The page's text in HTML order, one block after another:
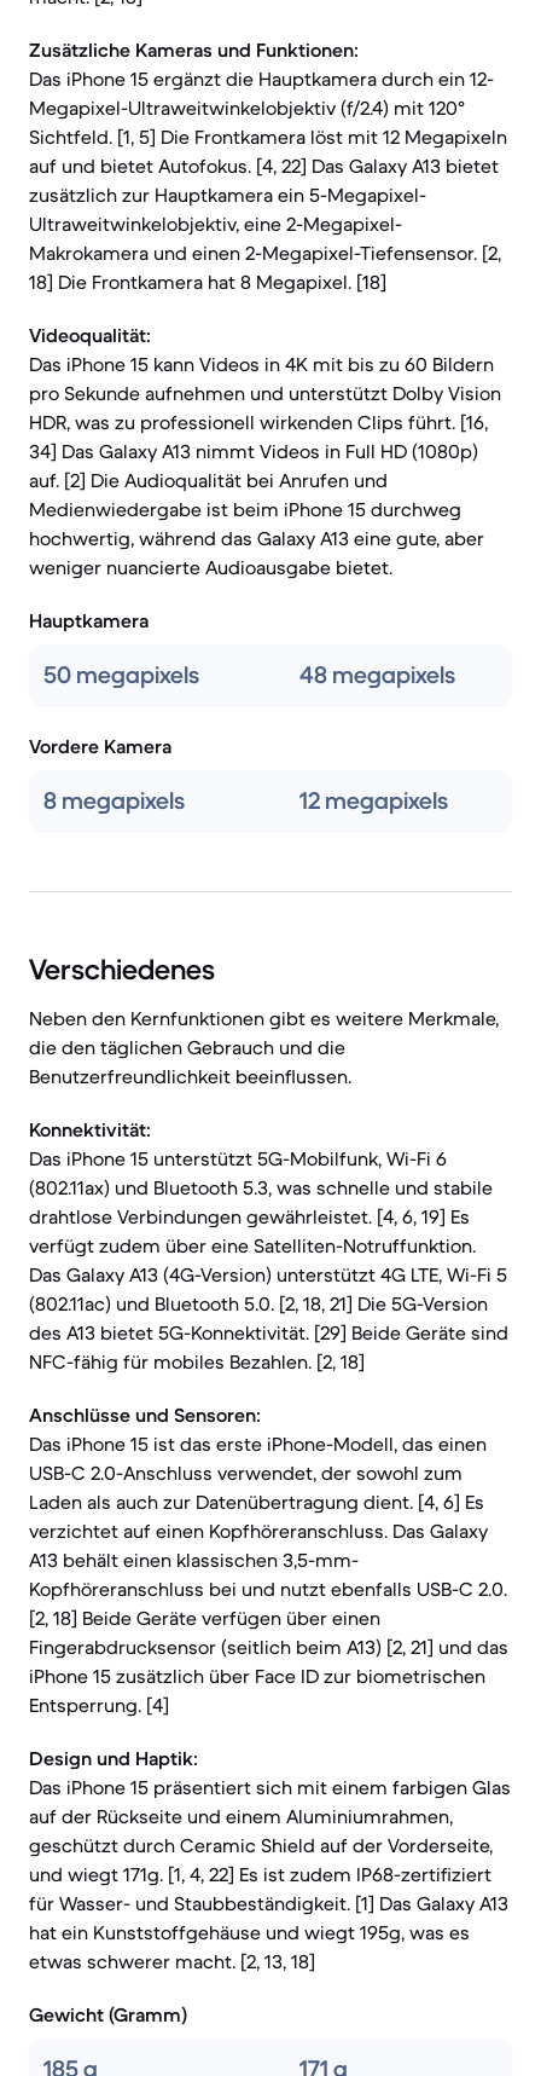
Zusätzliche Kameras und Funktionen:
Das iPhone 15 ergänzt die Hauptkamera durch ein 12-
Megapixel-Ultraweitwinkelobjektiv (f/2.4) mit 120°
Sichtfeld. [1, 5] Die Frontkamera löst mit 12 Megapixeln
auf und bietet Autofokus. [4, 22] Das Galaxy A13 bietet
zusätzlich zur Hauptkamera ein 5-Megapixel-
Ultraweitwinkelobjektiv, eine 2-Megapixel-
Makrokamera und einen 2-Megapixel-Tiefensensor. [2,
18] Die Frontkamera hat 8 Megapixel. [18]
Videoqualität:
Das iPhone 15 kann Videos in 4K mit bis zu 60 Bildern
pro Sekunde aufnehmen und unterstützt Dolby Vision
HDR, was zu professionell wirkenden Clips führt. [16,
34] Das Galaxy A13 nimmt Videos in Full HD (1080p)
auf. [2] Die Audioqualität bei Anrufen und
Medienwiedergabe ist beim iPhone 15 durchweg
hochwertig, während das Galaxy A13 eine gute, aber
weniger nuancierte Audioausgabe bietet.
Hauptkamera
50 megapixels 48 megapixels
Vordere Kamera
8 megapixels 12 megapixels
Verschiedenes
Neben den Kernfunktionen gibt es weitere Merkmale,
die den täglichen Gebrauch und die
Benutzerfreundlichkeit beeinflussen.
Konnektivität:
Das iPhone 15 unterstützt 5G-Mobilfunk, Wi-Fi 6
(802.11ax) und Bluetooth 5.3, was schnelle und stabile
drahtlose Verbindungen gewährleistet. [4, 6, 19] Es
verfügt zudem über eine Satelliten-Notruffunktion.
Das Galaxy A13 (4G-Version) unterstützt 4G LTE, Wi-Fi 5
(802.11ac) und Bluetooth 5.0. [2, 18, 21] Die 5G-Version
des A13 bietet 5G-Konnektivität. [29] Beide Geräte sind
NFC-fähig für mobiles Bezahlen. [2, 18]
Anschlüsse und Sensoren:
Das iPhone 15 ist das erste iPhone-Modell, das einen
USB-C 2.0-Anschluss verwendet, der sowohl zum
Laden als auch zur Datenübertragung dient. [4, 6] Es
verzichtet auf einen Kopfhöreranschluss. Das Galaxy
A13 behält einen klassischen 3,5-mm-
Kopfhöreranschluss bei und nutzt ebenfalls USB-C 2.0.
[2, 18] Beide Geräte verfügen über einen
Fingerabdrucksensor (seitlich beim A13) [2, 21] und das
iPhone 15 zusätzlich über Face ID zur biometrischen
Entsperrung. [4]
Design und Haptik:
Das iPhone 15 präsentiert sich mit einem farbigen Glas
auf der Rückseite und einem Aluminiumrahmen,
geschützt durch Ceramic Shield auf der Vorderseite,
und wiegt 171g. [1, 4, 22] Es ist zudem IP68-zertifiziert
für Wasser- und Staubbeständigkeit. [1] Das Galaxy A13
hat ein Kunststoffgehäuse und wiegt 195g, was es
etwas schwerer macht. [2, 13, 18]
Gewicht (Gramm)
185 g 171 g